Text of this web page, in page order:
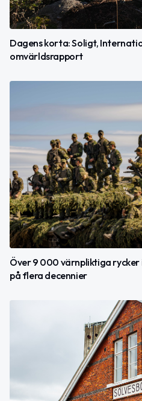
Dagens korta: Soligt,
omvärldsrapport
Över 9 000 värnpliktiga rycker
på flera decennier